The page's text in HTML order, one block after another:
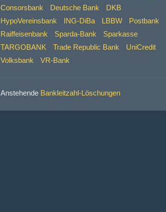
Consorsbank
Deutsche Bank
DKB
HypoVereinsbank
ING-DiBa LBBW
Postbank
Raiffeisenbank
Sparda-Bank
Sparkasse
TARGOBANK
Trade Republic Bank
UniCredit
Volksbank
VR-Bank
Anstehende Bankleitzahl-Löschungen